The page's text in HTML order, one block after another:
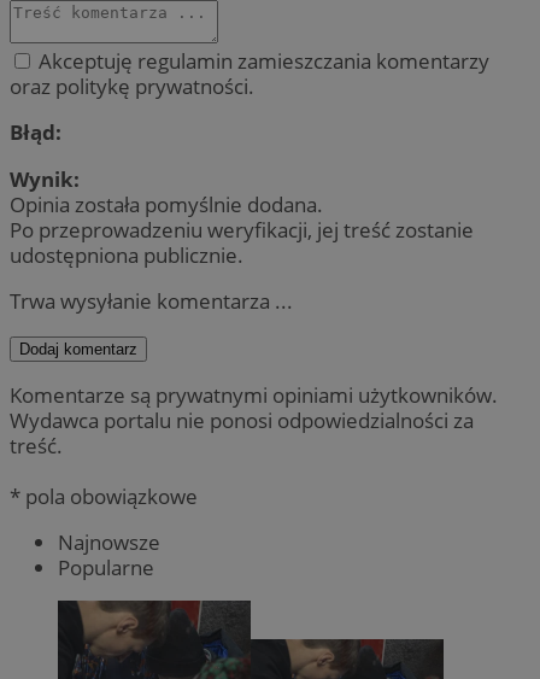
Akceptuję regulamin zamieszczania komentarzy
oraz politykę prywatności.
Błąd:
Wynik:
Opinia została pomyślnie dodana.
Po przeprowadzeniu weryfikacji, jej treść zostanie
udostępniona publicznie.
Trwa wysyłanie komentarza ...
Dodaj komentarz
Komentarze są prywatnymi opiniami użytkowników.
Wydawca portalu nie ponosi odpowiedzialności za
treść.
* pola obowiązkowe
Najnowsze
Popularne